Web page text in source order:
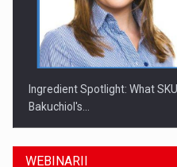
Ingredient Spotlight: What
Bakuchiol's…
WEBINARII